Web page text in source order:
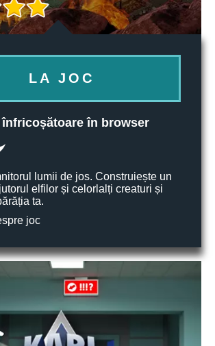
LA JOC
în browser
lumii de jos. Construiește un
elfilor și celorlalți creaturi și
ta.
joc